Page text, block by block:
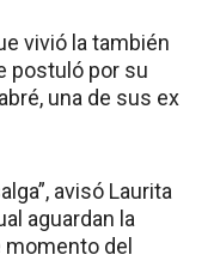
vivió la también
postuló por su
una de sus ex
avisó Laurita
aguardan la
del